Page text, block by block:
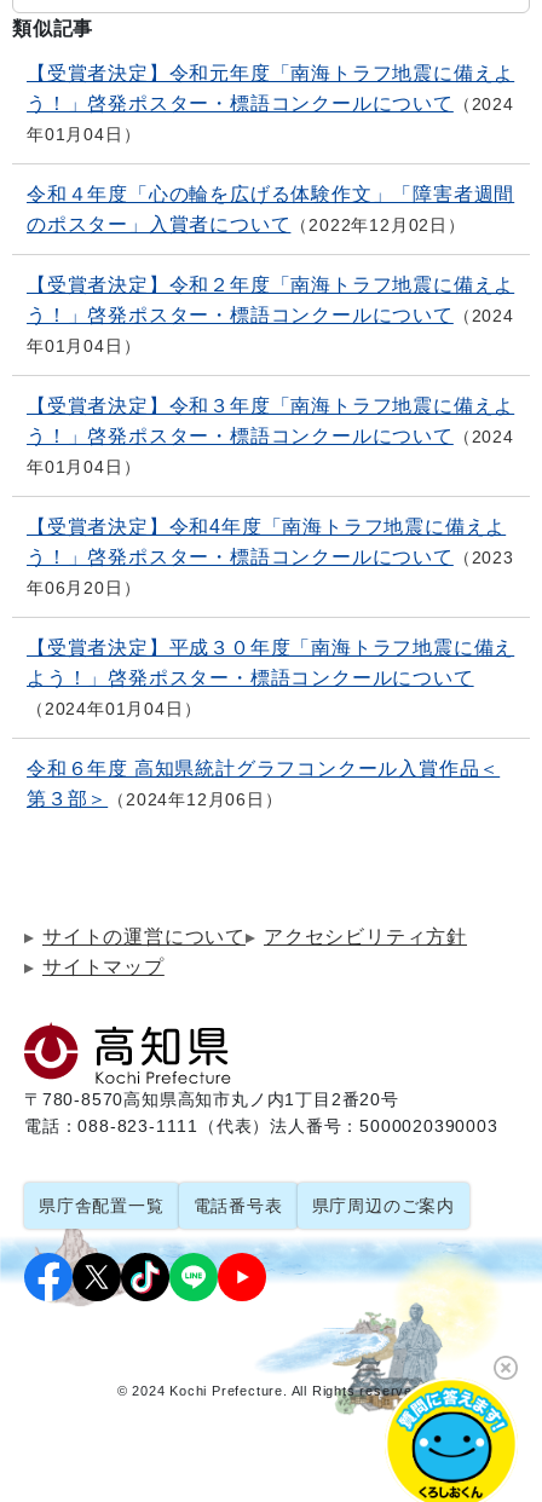
類似記事
【受賞者決定】令和元年度「南海トラフ地震に備えよ
う！」啓発ポスター・標語コンクールについて
2024
年01月04日
令和４年度「心の輪を広げる体験作文」「障害者週間
のポスター」入賞者について
2022年12月02日
【受賞者決定】令和２年度「南海トラフ地震に備えよ
う！」啓発ポスター・標語コンクールについて
2024
年01月04日
【受賞者決定】令和３年度「南海トラフ地震に備えよ
う！」啓発ポスター・標語コンクールについて
2024
年01月04日
【受賞者決定】令和4年度「南海トラフ地震に備えよ
う！」啓発ポスター・標語コンクールについて
2023
年06月20日
【受賞者決定】平成３０年度「南海トラフ地震に備え
よう！」啓発ポスター・標語コンクールについて
2024年01月04日
令和６年度 高知県統計グラフコンクール入賞作品＜
第３部＞
2024年12月06日
サイトの運営について
アクセシビリティ方針
サイトマップ
〒780-8570高知県高知市丸ノ内1丁目2番20号
電話：088-823-1111（代表）法人番号：5000020390003
県庁舎配置一覧 電話番号表 県庁周辺のご案内
© 2024 Kochi Prefecture. All Rights reserved.